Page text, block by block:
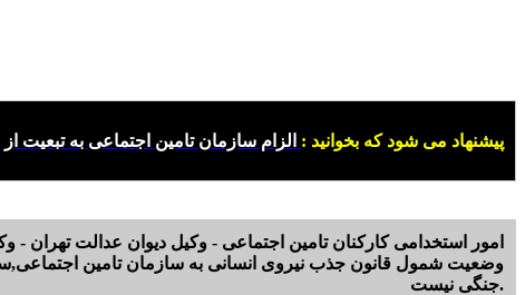
پیشنهاد می شود که بخوانید : الزام سازمان تامین اجتماعی به تبعیت
امور استخدامی کارکنان تامین اجتماعی - وکیل دیوان عدالت تهران -
وضعیت شمول قانون جذب نیروی انسانی به سازمان تامین
جنگی نیست.